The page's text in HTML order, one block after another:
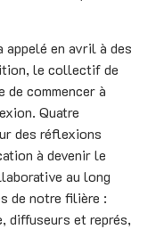
appelé en avril à des
le collectif de
commencer à
Quatre
des réflexions
à devenir le
au long
de notre filière :
diffuseurs et représ,